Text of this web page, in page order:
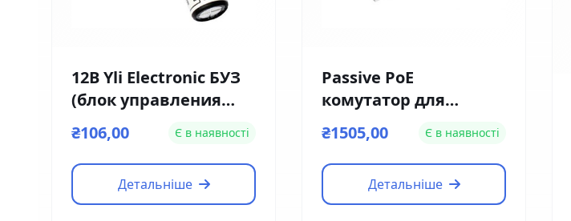
12В Yli Electronic БУЗ
(блок управления
замком)
₴106,00 Є в наявності
Детальніше
Passive PoE
комутатор для
домофонів Dahua DH-
VTNS1060A
₴1505,00 Є в наявності
Детальніше